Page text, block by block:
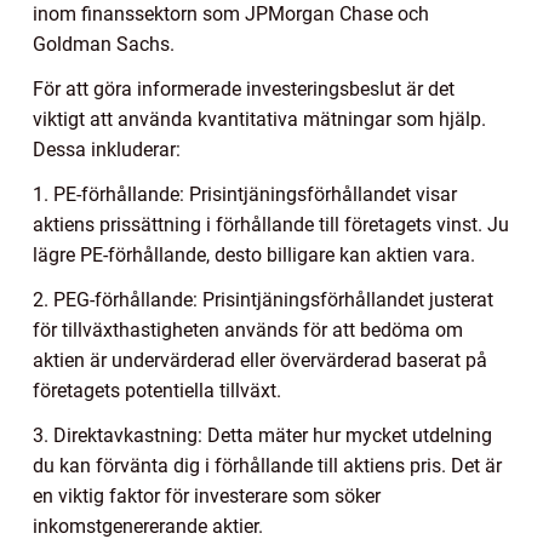
inom finanssektorn som JPMorgan Chase och
Goldman Sachs.
För att göra informerade investeringsbeslut är det
viktigt att använda kvantitativa mätningar som hjälp.
Dessa inkluderar:
1. PE-förhållande: Prisintjäningsförhållandet visar
aktiens prissättning i förhållande till företagets vinst. Ju
lägre PE-förhållande, desto billigare kan aktien vara.
2. PEG-förhållande: Prisintjäningsförhållandet justerat
för tillväxthastigheten används för att bedöma om
aktien är undervärderad eller övervärderad baserat på
företagets potentiella tillväxt.
3. Direktavkastning: Detta mäter hur mycket utdelning
du kan förvänta dig i förhållande till aktiens pris. Det är
en viktig faktor för investerare som söker
inkomstgenererande aktier.